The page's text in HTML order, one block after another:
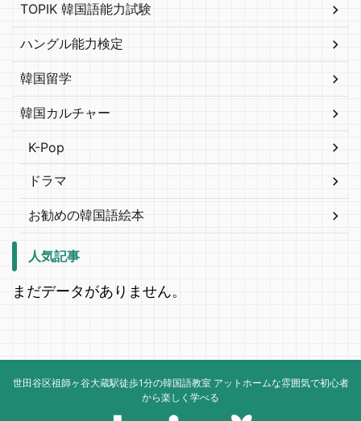
TOPIK 韓国語能力試験
ハングル能力検定
韓国留学
韓国カルチャー
K-Pop
ドラマ
お勧めの韓国語絵本
人気記事
まだデータがありません。
世田谷区祖師ヶ谷大蔵駅徒歩1分の韓国語教室 アットホームな雰囲気で初心者
から楽しく学べる